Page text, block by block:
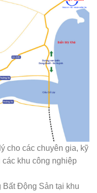
cho các chuyên gia, kỹ
khu công nghiệp
Bất Động Sản tại khu